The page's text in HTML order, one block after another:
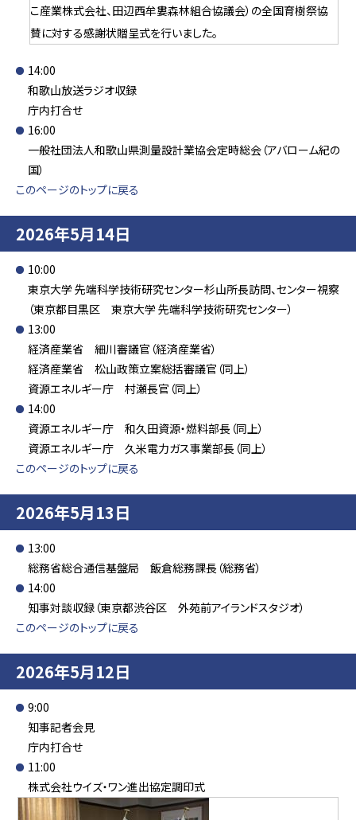
こ産業株式会社、田辺西牟婁森林組合協議会）の全国育樹祭協
賛に対する感謝状贈呈式を行いました。
14:00
和歌山放送ラジオ収録
庁内打合せ
16:00
一般社団法人和歌山県測量設計業協会定時総会（アバローム紀の
国）
このページのトップに戻る
2026年5月14日
10:00
東京大学 先端科学技術研究センター杉山所長訪問、センター視察
（東京都目黒区 東京大学 先端科学技術研究センター）
13:00
経済産業省 細川審議官（経済産業省）
経済産業省 松山政策立案総括審議官（同上）
資源エネルギー庁 村瀬長官（同上）
14:00
資源エネルギー庁 和久田資源・燃料部長（同上）
資源エネルギー庁 久米電力ガス事業部長（同上）
このページのトップに戻る
2026年5月13日
13:00
総務省総合通信基盤局 飯倉総務課長（総務省）
14:00
知事対談収録（東京都渋谷区 外苑前アイランドスタジオ）
このページのトップに戻る
2026年5月12日
9:00
知事記者会見
庁内打合せ
11:00
株式会社ウイズ・ワン進出協定調印式